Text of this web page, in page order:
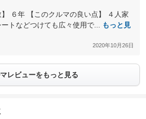
】 ６年 【このクルマの良い点】 ４人家
トなどつけても広々使用で...
もっと見
2020年10月26日
レビューをもっと見る